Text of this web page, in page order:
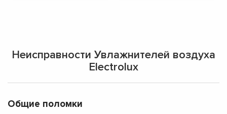
Неисправности Увлажнителей воздуха
Electrolux
Общие поломки